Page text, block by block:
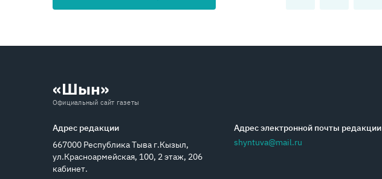
«Шын»
Официальный сайт газеты
Адрес редакции
667000 Республика Тыва г.Кызыл,
ул.Красноармейская, 100, 2 этаж, 206
кабинет.
Адрес электронной почты редакции
shyntuva@mail.ru